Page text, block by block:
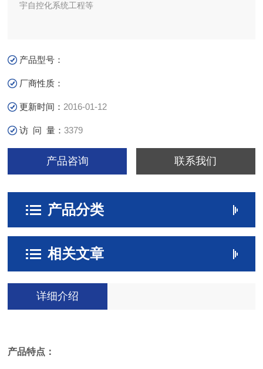
宇自控化系统工程等
产品型号：
厂商性质：
更新时间： 2016-01-12
访 问 量：3379
产品咨询 联系我们
产品分类
相关文章
详细介绍
产品特点：